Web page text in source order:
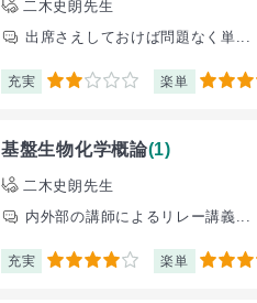
二木史朗先生
出席さえしておけば問題なく単...
充実 2 楽単 5
基盤生物化学概論(1)
二木史朗先生
内外部の講師によるリレー講義...
充実 4 楽単 4